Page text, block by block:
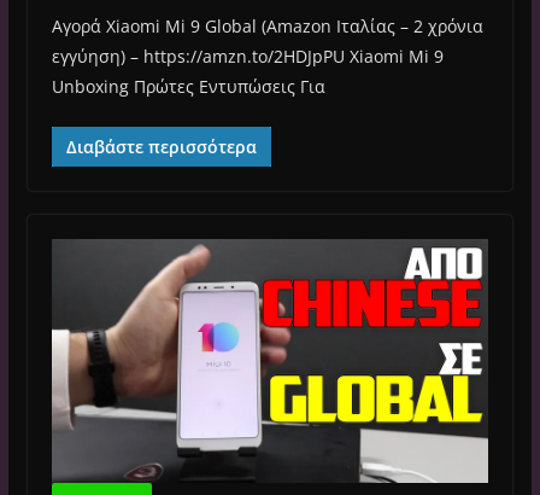
Αγορά Xiaomi Mi 9 Global (Amazon Ιταλίας – 2 χρόνια
εγγύηση) – https://amzn.to/2HDJpPU Xiaomi Mi 9
Unboxing Πρώτες Εντυπώσεις Για
Διαβάστε περισσότερα